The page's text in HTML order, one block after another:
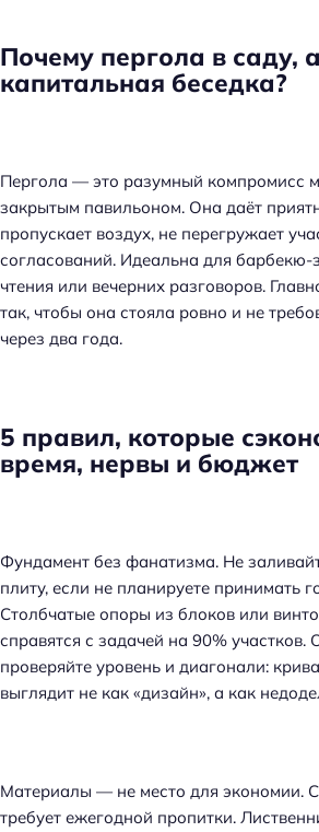
Почему пергола в саду,
капитальная беседка?
Пергола — это разумный компромисс
закрытым павильоном. Она даёт
пропускает воздух, не перегружает
согласований. Идеальна для барбекю-
чтения или вечерних разговоров.
так, чтобы она стояла ровно и не
через два года.
5 правил, которые
время, нервы и бюджет
Фундамент без фанатизма. Не
плиту, если не планируете принимать
Столбчатые опоры из блоков или
справятся с задачей на 90% участков.
проверяйте уровень и диагонали:
выглядит не как «дизайн», а как
Материалы — не место для экономии.
требует ежегодной пропитки.